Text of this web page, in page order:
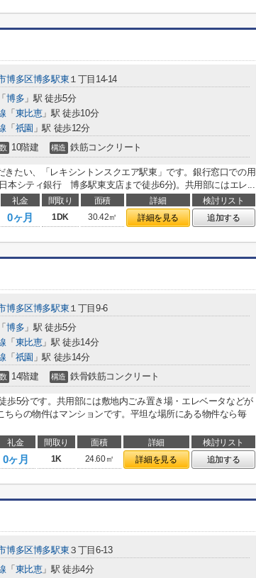
博多区博多駅東 １丁目14-14
「 博多 」駅 徒歩5分
「 東比恵」駅 徒歩10分
「 祇園 」駅 徒歩12分
10階建 構造 鉄筋コンクリート
きたい、「レキシントンスクエア駅東」です。銀行窓口での用
本シティ銀行 博多駅東支店まで徒歩6分)。共用部にはエレ...
礼金 間取り 面積 詳細
検討リスト
0ヶ月 1DK 30.42㎡ 詳細を見る 追加する
博多区博多駅東 １丁目9-6
「 博多 」駅 徒歩5分
「 東比恵」駅 徒歩14分
「 祇園 」駅 徒歩14分
14階建 構造 鉄骨鉄筋コンクリート
歩5分です。共用部には敷地内ごみ置き場・エレベータなどが
ちらの物件はマンションです。平坦な場所にある物件なら毎
礼金 間取り 面積 詳細
検討リスト
0ヶ月 1K 24.60㎡ 詳細を見る 追加する
博多区博多駅東 ３丁目6-13
「 東比恵」駅 徒歩4分